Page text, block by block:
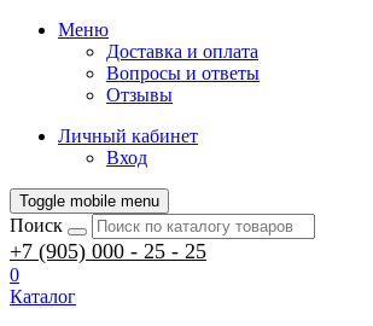
Меню
Доставка и оплата
Вопросы и ответы
Отзывы
Личный кабинет
Вход
Toggle mobile menu
Поиск
+7 (905) 000 - 25 - 25
0
Каталог